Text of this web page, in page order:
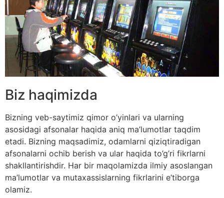
Biz haqimizda
Bizning veb-saytimiz qimor o’yinlari va ularning
asosidagi afsonalar haqida aniq ma’lumotlar taqdim
etadi. Bizning maqsadimiz, odamlarni qiziqtiradigan
afsonalarni ochib berish va ular haqida to’g’ri fikrlarni
shakllantirishdir. Har bir maqolamizda ilmiy asoslangan
ma’lumotlar va mutaxassislarning fikrlarini e’tiborga
olamiz.